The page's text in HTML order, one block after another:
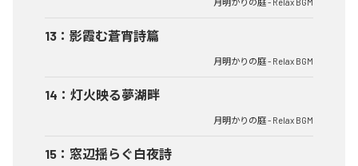
13 ： 影霞む蒼宵詩篇
月明かりの庭 - Relax BGM
14 ： 灯火映る夢湖畔
月明かりの庭 - Relax BGM
15 ： 窓辺揺らぐ白夜詩